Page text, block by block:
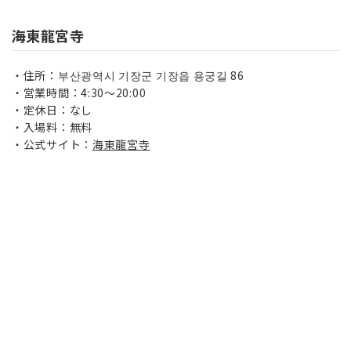
海東龍宮寺
住所：부산광역시 기장군 기장읍 용궁길 86
営業時間：4:30〜20:00
定休日：なし
入場料：無料
公式サイト： 海東龍宮寺